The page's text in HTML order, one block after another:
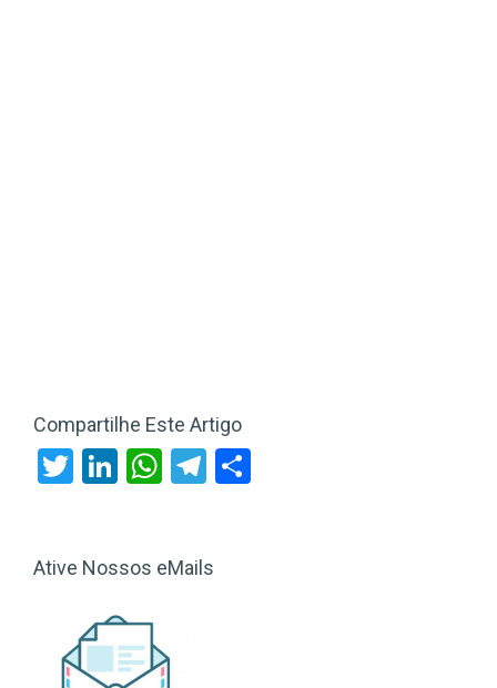
Compartilhe Este Artigo
Twitter
LinkedIn
WhatsApp
Telegram
Ative Nossos eMails